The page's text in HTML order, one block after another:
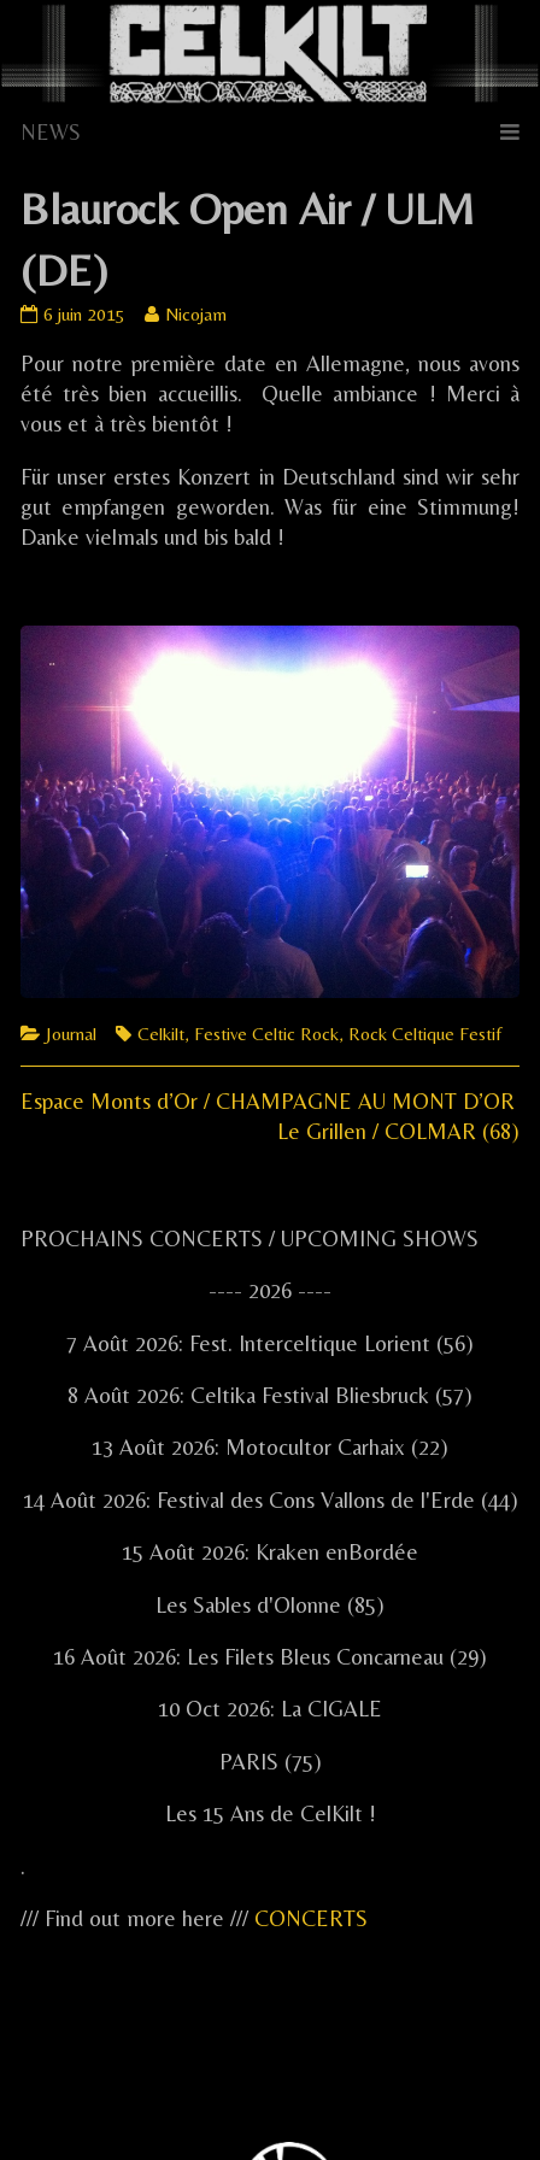
content
Blaurock Open Air / ULM
(DE)
Blaurock
Air
/
on
6 juin 2015
Read
posts
by
the
Blaurock
Open
Air
Nicojam
Pour notre première date en Allemagne, nous avons
été très bien accueillis. Quelle ambiance ! Merci à
vous et à très bientôt !
Für unser erstes Konzert in Deutschland sind wir sehr
gut empfangen geworden. Was für eine Stimmung!
Danke vielmals und bis bald !
Categories
Journal Tags
Celkilt, Festive Celtic Rock, Rock Celtique Festif
Navigation
Previous
Espace Monts d’Or / CHAMPAGNE AU MONT D’OR
Next
Le Grillen / COLMAR (68)
Primary
PROCHAINS CONCERTS / UPCOMING SHOWS
---- 2026 ----
7 Août 2026: Fest. Interceltique Lorient (56)
8 Août 2026: Celtika Festival Bliesbruck (57)
13 Août 2026: Motocultor Carhaix (22)
14 Août 2026: Festival des Cons Vallons de l'Erde (44)
15 Août 2026: Kraken enBordée
Les Sables d'Olonne (85)
16 Août 2026: Les Filets Bleus Concarneau (29)
10 Oct 2026: La CIGALE
PARIS (75)
Les 15 Ans de CelKilt !
.
/// Find out more here /// CONCERTS